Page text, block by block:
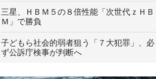
三星、ＨＢＭ５の８倍性能「次世代ｚＨＢ
Ｍ」で勝負
子どもら社会的弱者狙う「７大犯罪」、必
ず公訴庁検事が判断へ